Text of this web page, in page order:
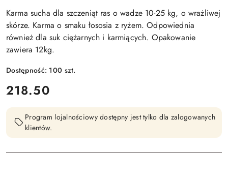
Karma sucha dla szczeniąt ras o wadze 10-25 kg, o wrażliwej
skórze. Karma o smaku łososia z ryżem. Odpowiednia
również dla suk ciężarnych i karmiących. Opakowanie
zawiera 12kg.
Dostępność: 100 szt.
cena:
218.50
Program lojalnościowy dostępny jest tylko dla zalogowanych
klientów.